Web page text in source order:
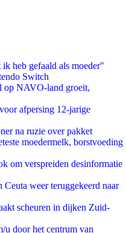
heb gefaald als moeder"
Switch
op NAVO-land groeit,
afpersing 12-jarige
na ruzie over pakket
moedermelk, borstvoeding
om verspreiden desinformatie
weer teruggekeerd naar
scheuren in dijken Zuid-
u door het centrum van